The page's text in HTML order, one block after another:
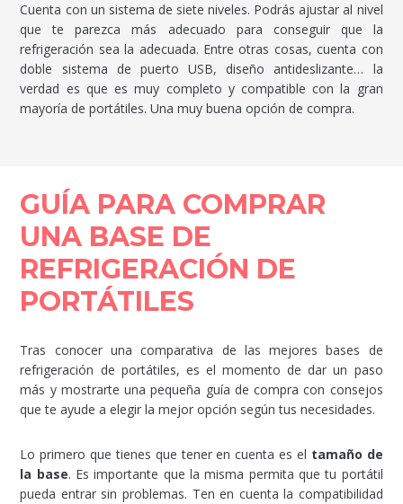
Cuenta con un sistema de siete niveles. Podrás ajustar al nivel
que te parezca más adecuado para conseguir que la
refrigeración sea la adecuada. Entre otras cosas, cuenta con
doble sistema de puerto USB, diseño antideslizante… la
verdad es que es muy completo y compatible con la gran
mayoría de portátiles. Una muy buena opción de compra.
GUÍA PARA COMPRAR
UNA BASE DE
REFRIGERACIÓN DE
PORTÁTILES
Tras conocer una comparativa de las mejores bases de
refrigeración de portátiles, es el momento de dar un paso
más y mostrarte una pequeña guía de compra con consejos
que te ayude a elegir la mejor opción según tus necesidades.
Lo primero que tienes que tener en cuenta es el tamaño de
la base. Es importante que la misma permita que tu portátil
pueda entrar sin problemas. Ten en cuenta la compatibilidad